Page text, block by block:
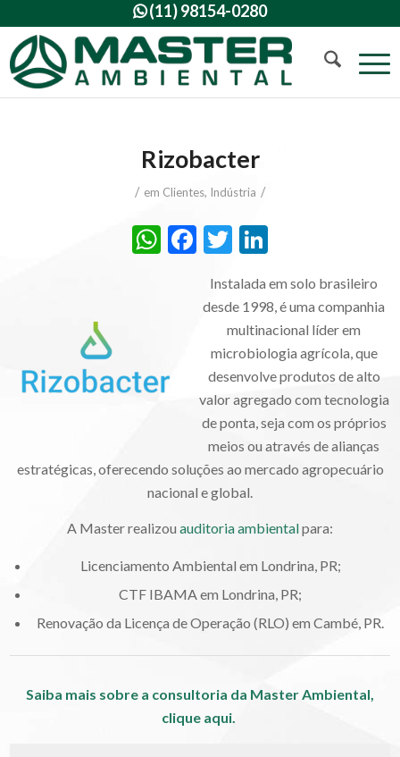
(11) 98154-0280
Rizobacter
/ em Clientes, Indústria /
WhatsApp
Facebook
Twitter
Instalada em solo brasileiro
desde 1998, é uma companhia
multinacional líder em
microbiologia agrícola, que
desenvolve produtos de alto
valor agregado com tecnologia
de ponta, seja com os próprios
meios ou através de alianças
estratégicas, oferecendo soluções ao mercado agropecuário
nacional e global.
A Master realizou auditoria ambientalpara:
Licenciamento Ambiental em Londrina, PR;
CTF IBAMA em Londrina, PR;
Renovação da Licença de Operação (RLO) em Cambé, PR.
Saiba mais sobre a consultoria da Master Ambiental,
clique aqui.